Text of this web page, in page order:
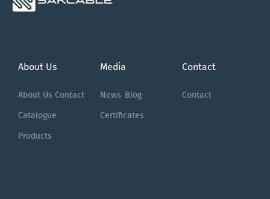
About Us
About Us Contact
Catalogue
Products
Media
News Blog
Certificates
Contact
Contact